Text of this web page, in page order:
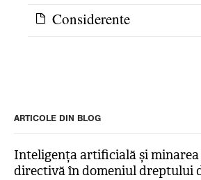
Considerente
ARTICOLE DIN BLOG
Inteligența artificială și minarea
directivă în domeniul dreptului